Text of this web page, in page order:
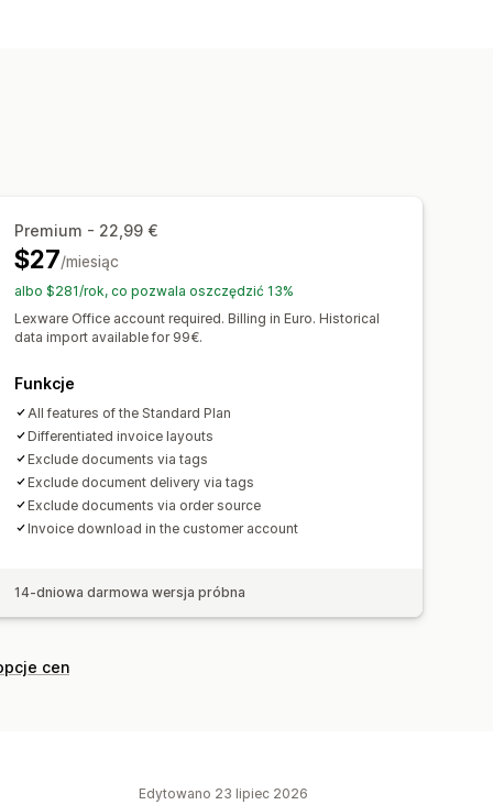
zamówienia
sprzedaży
Generowanie plików PDF
danych
Premium - 22,99 €
$27/miesiąc
albo $281/rok, co pozwala oszczędzić 13%
Lexware Office account required. Billing in Euro. Historical
data import available for 99€.
Funkcje
All features of the Standard Plan
Differentiated invoice layouts
Exclude documents via tags
Exclude document delivery via tags
Exclude documents via order source
Invoice download in the customer account
14-dniowa darmowa wersja próbna
cen
Edytowano 23 lipiec 2026